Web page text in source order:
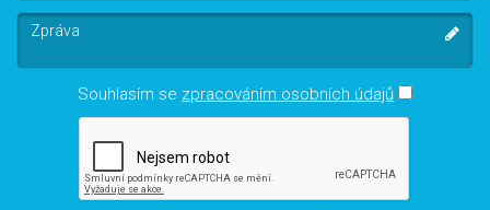
Souhlasím se zpracováním osobních údajů